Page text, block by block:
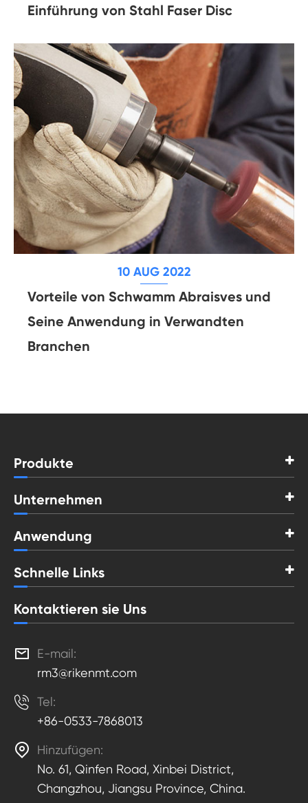
Einführung von Stahl Faser Disc
10 AUG 2022
Vorteile von Schwamm Abraisves und
Seine Anwendung in Verwandten
Branchen
Produkte
Unternehmen
Anwendung
Schnelle Links
Kontaktieren sie Uns

E-mail:
rm3@rikenmt.com
 Tel:
+86-0533-7868013

Hinzufügen:
No. 61, Qinfen Road, Xinbei District,
Changzhou, Jiangsu Province, China.